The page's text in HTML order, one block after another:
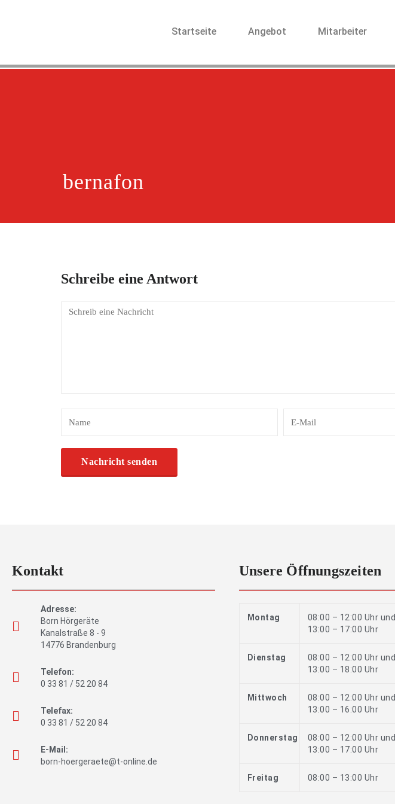
Startseite Angebot Mitarbeiter
bernafon
Schreibe eine Antwort
Kontakt
Adresse:
Born Hörgeräte
Kanalstraße 8 - 9
14776 Brandenburg
Telefon:
0 33 81 / 52 20 84
Telefax:
0 33 81 / 52 20 84
E-Mail:
born-hoergeraete@t-online.de
Unsere Öffnungszeiten
Montag
08:00 – 12:00 Uhr und
13:00 – 17:00 Uhr
Dienstag
08:00 – 12:00 Uhr und
13:00 – 18:00 Uhr
Mittwoch
08:00 – 12:00 Uhr und
13:00 – 16:00 Uhr
Donnerstag
08:00 – 12:00 Uhr und
13:00 – 17:00 Uhr
Freitag 08:00 – 13:00 Uhr